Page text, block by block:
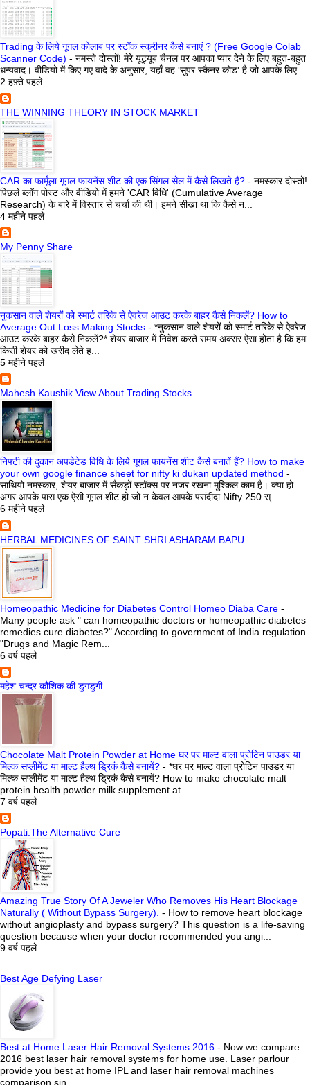
Trading के लिये गूगल कोलाब पर स्टॉक स्क्रीनर कैसे बनाएं ? (Free Google Colab
Scanner Code) - नमस्ते दोस्तों! मेरे यूट्यूब चैनल पर आपका प्यार देने के लिए बहुत-बहुत
धन्यवाद। वीडियो में किए गए वादे के अनुसार, यहाँ वह 'सुपर स्कैनर कोड' है जो आपके लिए ...
2 हफ़्ते पहले
THE WINNING THEORY IN STOCK MARKET
CAR का फार्मूला गूगल फायनेंस शीट की एक सिंगल सेल में कैसे लिखते हैं? - नमस्कार दोस्तों!
पिछले ब्लॉग पोस्ट और वीडियो में हमने 'CAR विधि' (Cumulative Average
Research) के बारे में विस्तार से चर्चा की थी। हमने सीखा था कि कैसे न...
4 महीने पहले
My Penny Share
नुकसान वाले शेयरों को स्मार्ट तरिके से ऐवरेज आउट करके बाहर कैसे निकलें? How to
Average Out Loss Making Stocks - *नुकसान वाले शेयरों को स्मार्ट तरिके से ऐवरेज
आउट करके बाहर कैसे निकलें?* शेयर बाजार में निवेश करते समय अक्सर ऐसा होता है कि हम
किसी शेयर को खरीद लेते ह...
5 महीने पहले
Mahesh Kaushik View About Trading Stocks
निफ्टी की दुकान अपडेटेड विधि के लिये गूगल फायनेंस शीट कैसे बनातें हैं? How to make
your own google finance sheet for nifty ki dukan updated method -
साथियो नमस्कार, शेयर बाजार में सैकड़ों स्टॉक्स पर नजर रखना मुश्किल काम है। क्या हो
अगर आपके पास एक ऐसी गूगल शीट हो जो न केवल आपके पसंदीदा Nifty 250 स्...
6 महीने पहले
HERBAL MEDICINES OF SAINT SHRI ASHARAM BAPU
Homeopathic Medicine for Diabetes Control Homeo Diaba Care -
Many people ask " can homeopathic doctors or homeopathic diabetes
remedies cure diabetes?" According to government of India regulation
"Drugs and Magic Rem...
6 वर्ष पहले
महेश चन्द्र कौशिक की डुगडुगी
Chocolate Malt Protein Powder at Home घर पर माल्ट वाला प्रोटिन पाउडर या
मिल्क सप्लीमेंट या माल्ट हैल्थ ड्रिकं कैसे बनायें? - *घर पर माल्ट वाला प्रोटिन पाउडर या
मिल्क सप्लीमेंट या माल्ट हैल्थ ड्रिकं कैसे बनायें? How to make chocolate malt
protein health powder milk supplement at ...
7 वर्ष पहले
Popati:The Alternative Cure
Amazing True Story Of A Jeweler Who Removes His Heart Blockage
Naturally ( Without Bypass Surgery). - How to remove heart blockage
without angioplasty and bypass surgery? This question is a life-saving
question because when your doctor recommended you angi...
9 वर्ष पहले
Best Age Defying Laser
Best at Home Laser Hair Removal Systems 2016 - Now we compare
2016 best laser hair removal systems for home use. Laser parlour
provide you best at home IPL and laser hair removal machines
comparison sin...